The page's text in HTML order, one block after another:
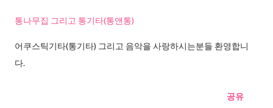
통나무집 그리고 통기타(통앤통)
어쿠스틱기타(통기타) 그리고 음악을 사랑하시는분들 환영합니
다.
공유